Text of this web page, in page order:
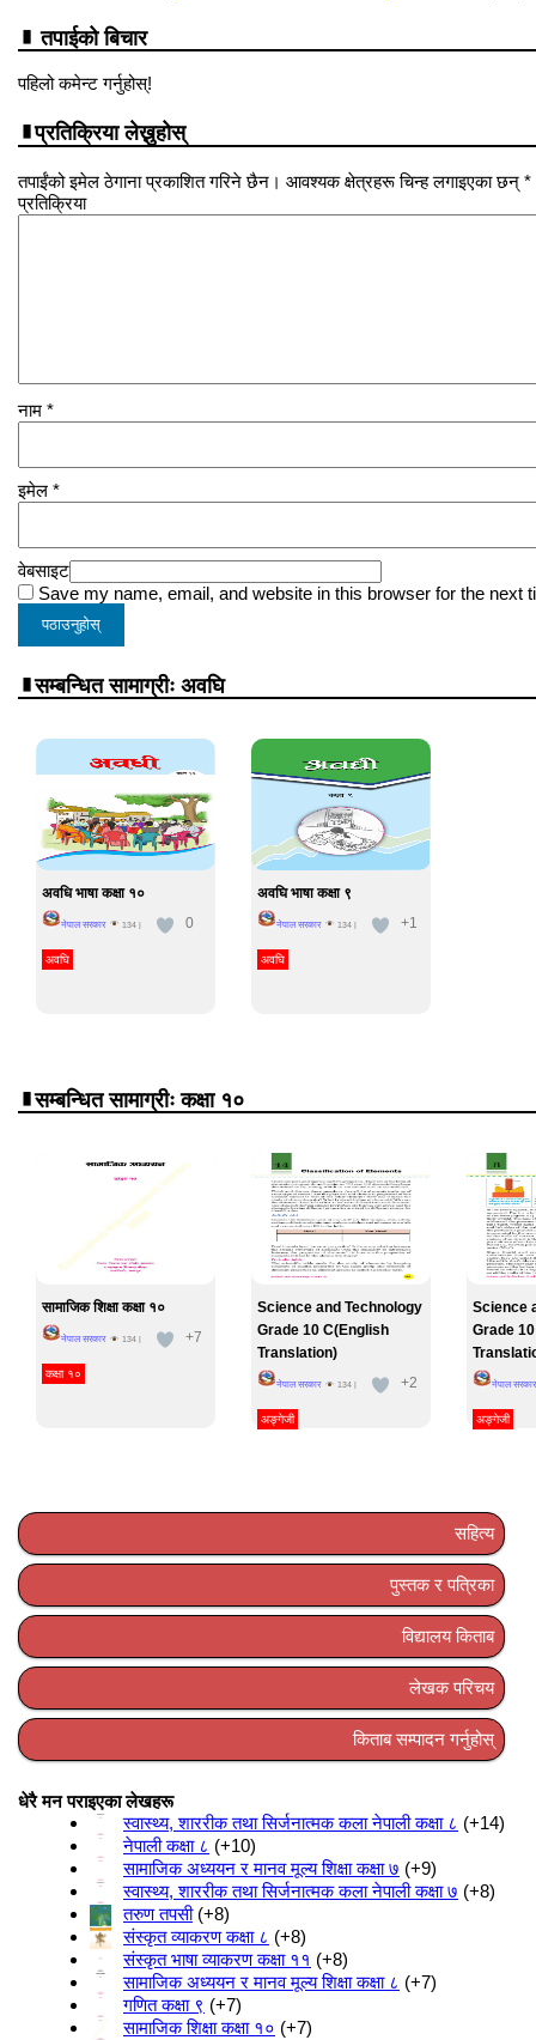
तपाईको बिचार
पहिलो कमेन्ट गर्नुहोस्!
प्रतिक्रिया लेख्नुहोस्
तपाईंको इमेल ठेगाना प्रकाशित गरिने छैन। आवश्यक क्षेत्रहरू चिन्ह लगाइएका छन् *
प्रतिक्रिया
नाम *
इमेल *
वेबसाइट
Save my name, email, and website in this browser for the next
सम्बन्धित सामाग्रीः अवघि
अवधि भाषा कक्षा १०
नेपाल सरकार 134| 0
अवघि
अवघि भाषा कक्षा ९
नेपाल सरकार 134| +1
अवघि
सम्बन्धित सामाग्रीः कक्षा १०
सामाजिक शिक्षा कक्षा १०
नेपाल सरकार 134| +7
कक्षा १०
Science and Technology
Grade 10 C(English
Translation)
नेपाल सरकार 134| +2
अङ्गेजी
Science
Grade
नेपाल सरकार
अङ्गेजी
सहित्य
पुस्तक र पत्रिका
विद्यालय किताब
लेखक परिचय
किताब सम्पादन गर्नुहोस्
धेरै मन पराइएका लेखहरू
स्वास्थ्य, शाररीक तथा सिर्जनात्मक कला नेपाली कक्षा ८
+14
नेपाली कक्षा ८
+10
सामाजिक अध्ययन र मानव मूल्य शिक्षा कक्षा ७ +9
स्वास्थ्य, शाररीक तथा सिर्जनात्मक कला नेपाली कक्षा ७ +8
तरुण तपसी +8
संस्कृत व्याकरण कक्षा ८
+8
संस्कृत भाषा व्याकरण कक्षा ११
+8
सामाजिक अध्ययन र मानव मूल्य शिक्षा कक्षा ८
+7
गणित कक्षा ९
+7
सामाजिक शिक्षा कक्षा १० +7